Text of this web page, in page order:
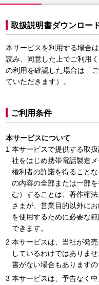
取扱説明書ダウンロー
本サービスを利用する場合
読み、同意した上でご利用
の利用を確認した場合は「
ていただきます）。
ご利用条件
本サービスについて
本サービスで提供する取
社をはじめ携帯電話製造
権利者の許諾を得ること
の内容の全部または一部
む）することは、著作権
さまが、営業目的以外に
を使用するために必要な
できます。
本サービスは、当社が発
しているわけではありま
書がない場合もあります
本サービスは、予告なく